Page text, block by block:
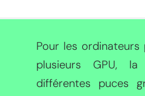
Pour les
plusieurs GPU,
différentes puces